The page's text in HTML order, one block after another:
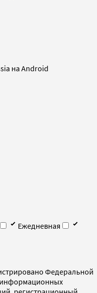
на Android
Ежедневная
Федеральной
информационных